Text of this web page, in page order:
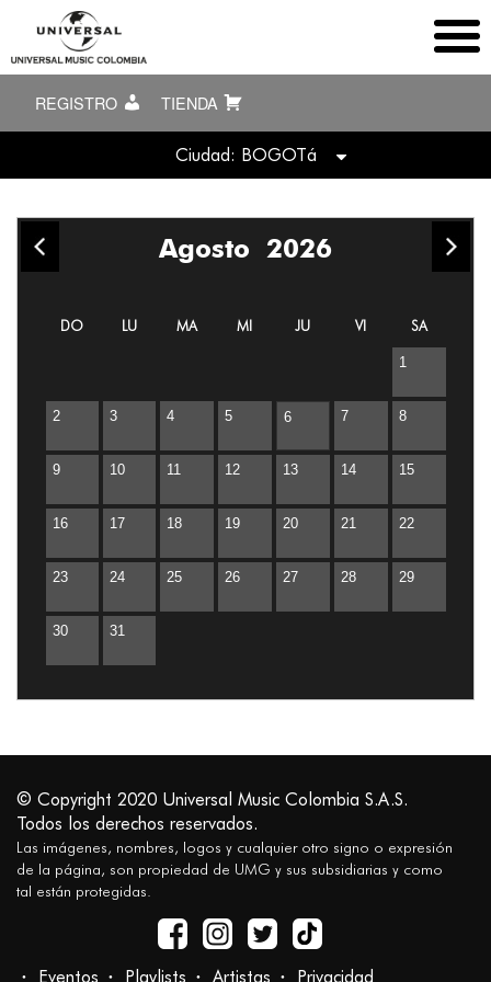
REGISTRO TIENDA
Ciudad: BOGOTá
Bogotá
Agosto 2026
DO LU MA MI JU VI SA
1
2 3 4 5 6 7 8
9 10 11 12 13 14 15
16 17 18 19 20 21 22
23 24 25 26 27 28 29
30 31
© Copyright 2020 Universal Music Colombia S.A.S.
Todos los derechos reservados.
Las imágenes, nombres, logos y cualquier otro signo o expresión
de la página, son propiedad de UMG y sus subsidiarias y como
tal están protegidas.
Eventos Playlists Artistas Privacidad